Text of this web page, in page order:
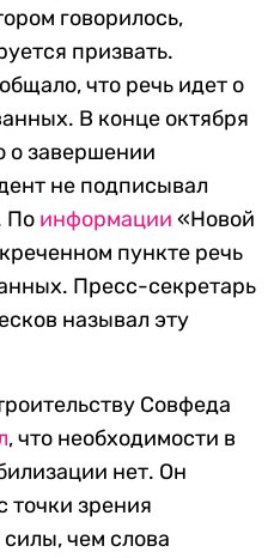
говорилось,
призвать.
что речь идет о
В конце октября
о завершении
не подписывал
По информации «Новой
пункте речь
Пресс-секретарь
называл эту
Совфеда
, что необходимости в
нет. Он
точки зрения
чем слова